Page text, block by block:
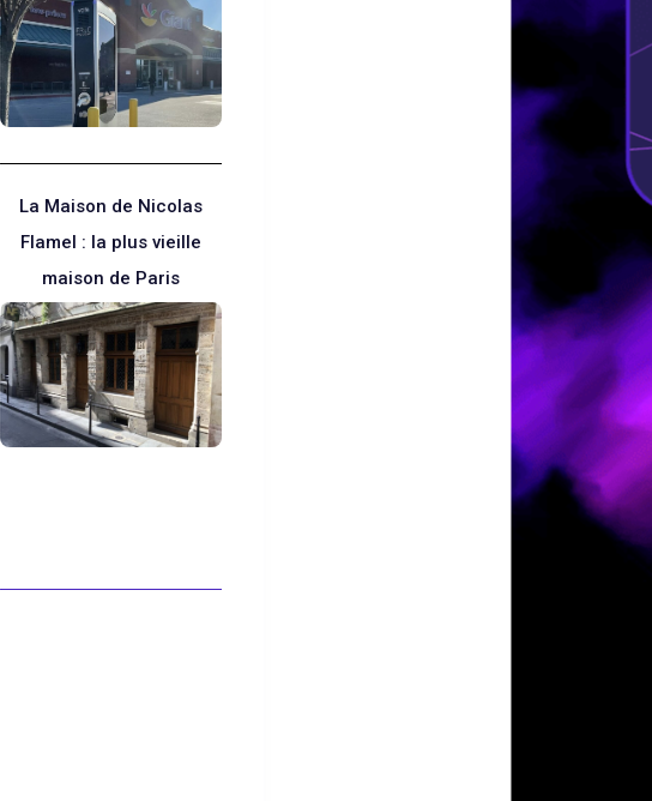
La Maison de Nicolas
Flamel : la plus vieille
maison de Paris